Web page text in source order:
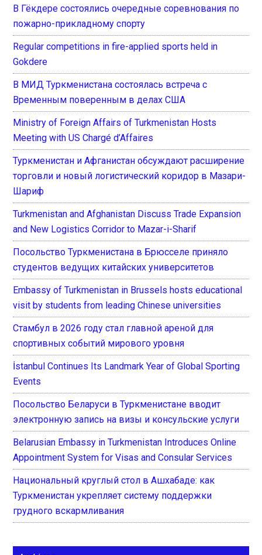
В Гёкдере состоялись очередные соревнования по
пожарно-прикладному спорту
Regular competitions in fire-applied sports held in
Gokdere
В МИД Туркменистана состоялась встреча с
Временным поверенным в делах США
Ministry of Foreign Affairs of Turkmenistan Hosts
Meeting with US Chargé d’Affaires
Туркменистан и Афганистан обсуждают расширение
торговли и новый логистический коридор в Мазари-
Шариф
Turkmenistan and Afghanistan Discuss Trade Expansion
and New Logistics Corridor to Mazar-i-Sharif
Посольство Туркменистана в Брюсселе приняло
студентов ведущих китайских университетов
Embassy of Turkmenistan in Brussels hosts educational
visit by students from leading Chinese universities
Стамбул в 2026 году стал главной ареной для
спортивных событий мирового уровня
İstanbul Continues Its Landmark Year of Global Sporting
Events
Посольство Беларуси в Туркменистане вводит
электронную запись на визы и консульские услуги
Belarusian Embassy in Turkmenistan Introduces Online
Appointment System for Visas and Consular Services
Национальный круглый стол в Ашхабаде: как
Туркменистан укрепляет систему поддержки
грудного вскармливания